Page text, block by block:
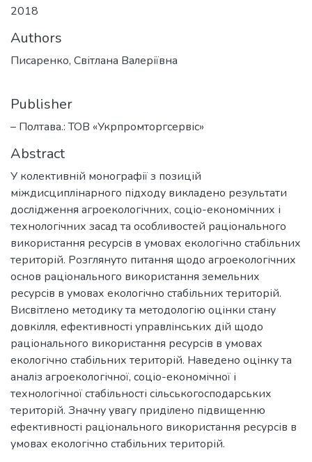
2018
Authors
Писаренко, Світлана Валеріївна
Publisher
– Полтава.: ТОВ «Укрпромторгсервіс»
Abstract
У колективній монографії з позицій
міждисциплінарного підходу викладено результати
дослідження агроекологічних, соціо-економічних і
технологічних засад та особливостей раціонального
використання ресурсів в умовах екологічно стабільних
територій. Розглянуто питання щодо агроекологічних
основ раціонального використання земельних
ресурсів в умовах екологічно стабільних територій.
Висвітлено методику та методологію оцінки стану
довкілля, ефективності управлінських дій щодо
раціонального використання ресурсів в умовах
екологічно стабільних територій. Наведено оцінку та
аналіз агроекологічної, соціо-економічної і
технологічної стабільності сільськогосподарських
територій. Значну увагу приділено підвищенню
ефективності раціонального використання ресурсів в
умовах екологічно стабільних територій.